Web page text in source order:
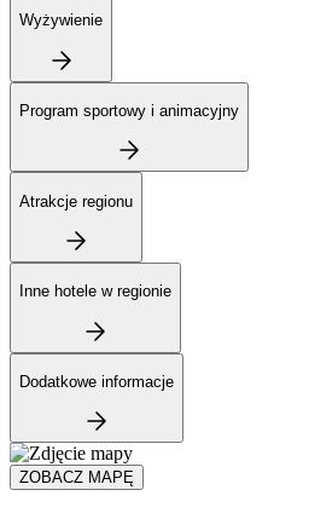
Wyżywienie
Program sportowy i animacyjny
Atrakcje regionu
Inne hotele w regionie
Dodatkowe informacje
ZOBACZ MAPĘ